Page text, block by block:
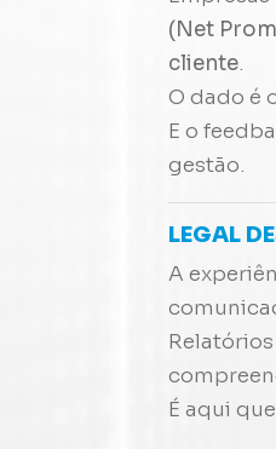
(Net
cliente.
O dado é
E o
gestão.
LEGAL
A
É aqui